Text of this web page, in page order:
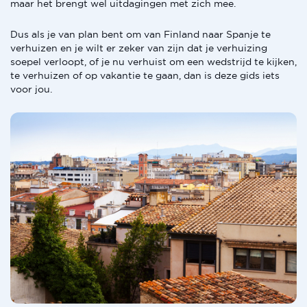
maar het brengt wel uitdagingen met zich mee.
Dus als je van plan bent om van Finland naar Spanje te
verhuizen en je wilt er zeker van zijn dat je verhuizing
soepel verloopt, of je nu verhuist om een wedstrijd te kijken,
te verhuizen of op vakantie te gaan, dan is deze gids iets
voor jou.